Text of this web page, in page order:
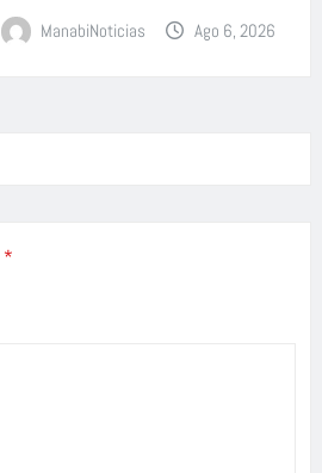
ManabiNoticias Ago 6, 2026
*